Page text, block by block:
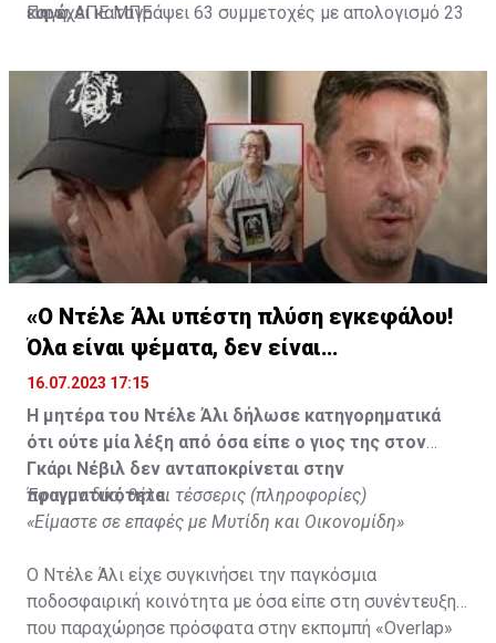
ευρώ.
και έχει καταγράψει 63 συμμετοχές με απολογισμό 23
Πηγή: ΑΠΕ ΜΠΕ
«Ο Ντέλε Άλι υπέστη πλύση εγκεφάλου!
Όλα είναι ψέματα, δεν είναι
υιοθετημένος»
16.07.2023 17:15
Η μητέρα του Ντέλε Άλι δήλωσε κατηγορηματικά
ότι ούτε μία λέξη από όσα είπε ο γιος της στον
Γκάρι Νέβιλ δεν ανταποκρίνεται στην
πραγματικότητα.
Έφυγαν δύο, θέλει τέσσερις (πληροφορίες)
«Είμαστε σε επαφές με Μυτίδη και Οικονομίδη»
Ο Ντέλε Άλι είχε συγκινήσει την παγκόσμια
ποδοσφαιρική κοινότητα με όσα είπε στη συνέντευξη
που παραχώρησε πρόσφατα στην εκπομπή «Overlap»